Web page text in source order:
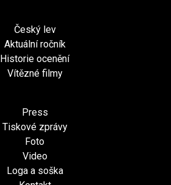
Český lev
Aktuální ročník
Historie ocenění
Vítězné filmy
Press
Tiskové zprávy
Foto
Video
Loga a soška